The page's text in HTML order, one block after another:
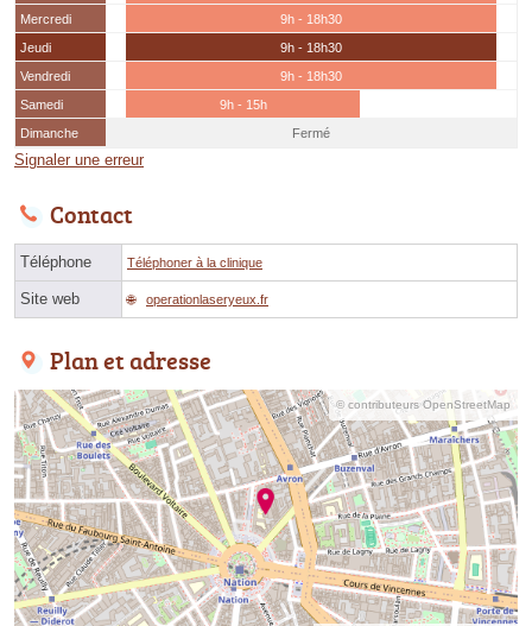
Mercredi
9h - 18h30
Jeudi
9h - 18h30
Vendredi
9h - 18h30
Samedi
9h - 15h
Dimanche
Fermé
Signaler une erreur
Contact
Téléphone Téléphoner à la clinique
Site web operationlaseryeux.fr
Plan et adresse
© contributeurs OpenStreetMap